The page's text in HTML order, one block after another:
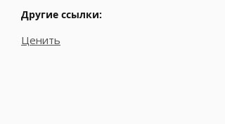
Другие ссылки:
Ценить